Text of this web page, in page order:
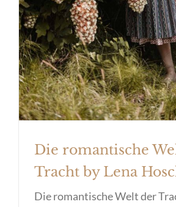
Die romantische
Tracht by Lena
Die romantische Welt der